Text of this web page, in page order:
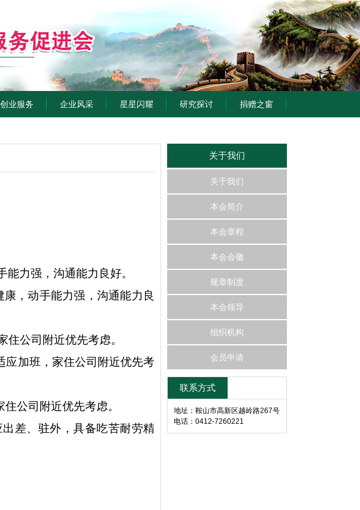
创业服务 企业风采 星星闪耀 研究探讨 捐赠之窗
力强，沟通能力良好。
，动手能力强，沟通能力良
公司附近优先考虑。
应加班，家住公司附近优先考
公司附近优先考虑。
差、驻外，具备吃苦耐劳精
关于我们
关于我们
本会简介
本会章程
本会会徽
规章制度
本会领导
组织机构
会员申请
联系方式
地址：鞍山市高新区越岭路267号
电话：0412-7260221